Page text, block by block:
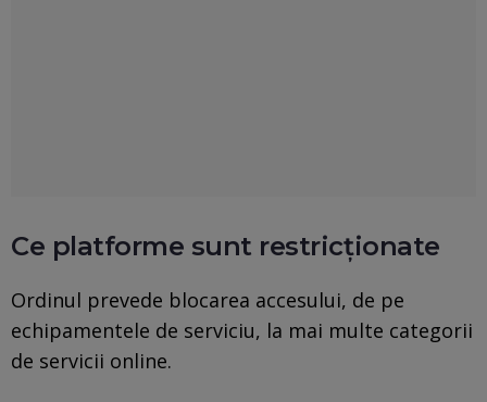
Ce platforme sunt restricționate
Ordinul prevede blocarea accesului, de pe
echipamentele de serviciu, la mai multe categorii
de servicii online.